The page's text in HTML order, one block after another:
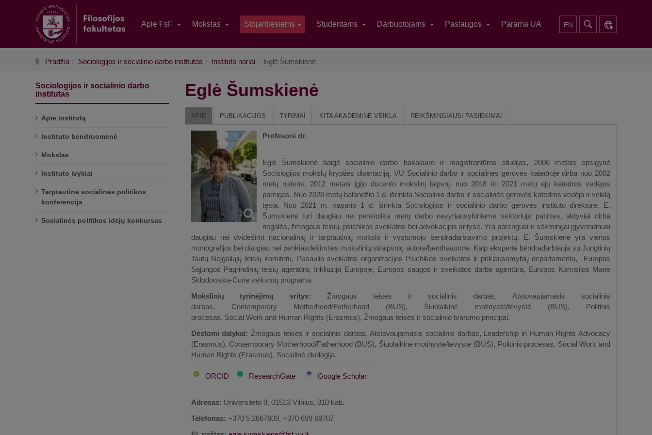
Apie FsF Mokslas Stojantiesiems Studentams Darbuotojams Paslaugos Parama UA EN
Pradžia Sociologijos ir socialinio darbo institutas Instituto nariai Eglė Šumskienė
Eglė Šumskienė
APIE PUBLIKACIJOS TYRIMAI KITA AKADEMINĖ VEIKLA REIKŠMINGIAUSI PASIEKIMAI
Profesorė dr.
Eglė Šumskienė baigė socialinio darbo bakalauro ir magistrantūros studijas, 2006 metais apsigynė
Sociologijos mokslų krypties disertaciją. VU Socialinio darbo ir socialinės gerovės katedroje dirba nuo 2002
metų rudens. 2012 metais įgijo docento mokslinį laipsnį, nuo 2018 iki 2021 metų ėjo katedros vedėjos
pareigas. Nuo 2026 metų balandžio 1 d. išrinkta Socialinio darbo ir socialinės gerovės katedros vedėja ir veiklą
tęsia. Nuo 2021 m. vasario 1 d. išrinkta Sociologijos ir socialinio darbo gerovės instituto direktore. E.
Šumskienė turi daugiau nei penkiolika metų darbo nevyriausybiniame sektoriuje patirties, aktyviai dirba
negalės, žmogaus teisių, psichikos sveikatos bei advokacijos srityse. Yra parengusi ir sėkmingai įgyvendinusi
daugiau nei dvidešimt nacionalinių ir tarptautinių mokslo ir vystomojo bendradarbiavimo projektų. E. Šumskienė yra vienos
monografijos bei daugiau nei penkiasdešimties mokslinių straipsnių autorė/bendraautorė. Kaip ekspertė bendradarbiauja su Jungtinių
Tautų Neįgaliųjų teisių komitetu, Pasaulio sveikatos organizacijos Psichikos sveikatos ir priklausomybių departamentu, Europos
Sąjungos Pagrindinių teisių agentūra, Inkliuzija Europoje, Europos saugos ir sveikatos darbe agentūra, Europos Komisijos Marie
Skłodowska-Curie veiksmų programa.
Mokslinių tyrinėjimų sritys: Žmogaus teisės ir socialinis darbas, Atstovaujamasis socialinis
darbas, Contemporary Motherhood/Fatherhood (BUS), Šiuolaikinė motinystė/tėvystė (BUS), Politinis
procesas, Social Work and Human Rights (Erasmus), Žmogaus teisės ir socialinio tvarumo principai.
Dėstomi dalykai: Žmogaus teisės ir socialinis darbas, Atstovaujamasis socialinis darbas, Leadership in Human Rights Advocacy
(Erasmus), Contemporary Motherhood/Fatherhood (BUS), Šiuolaikinė motinystė/tėvystė (BUS), Politinis procesas, Social Work and
Human Rights (Erasmus), Socialinė ekologija.
ORCID ResearchGate Google Scholar
Adresas: Universiteto 9, 01513 Vilnius, 310 kab.
Telefonas: +370 5 2667609, +370 699 68707
Sociologijos ir socialinio darbo
institutas
Apie institutą
Instituto bendruomenė
Mokslas
Instituto įvykiai
Tarptautinė socialinės politikos
konferencija
Socialinės politikos idėjų konkursas